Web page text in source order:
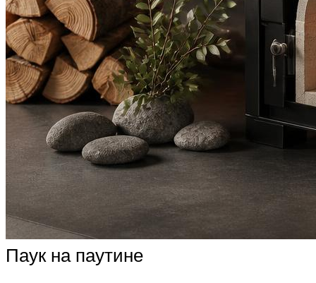
Паук на паутине